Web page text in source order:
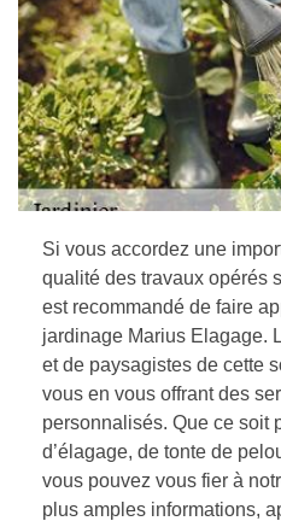
Si vous accordez une
qualité des travaux opérés
est recommandé de faire
jardinage Marius Elagage.
et de paysagistes de cette
vous en vous offrant des
personnalisés. Que ce soit
d’élagage, de tonte de
vous pouvez vous fier à
plus amples informations,